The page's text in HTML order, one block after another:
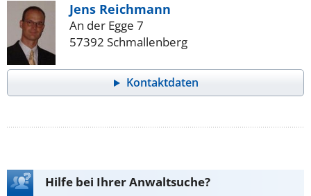
Jens Reichmann
An der Egge 7
57392 Schmallenberg
Kontaktdaten
Hilfe bei Ihrer Anwaltsuche?